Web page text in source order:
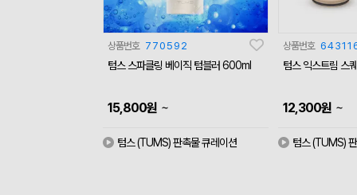
상품번호 770592
텀스 스파클링 베이직 텀블러 600ml
15,800원 ~
텀스 (TUMS) 판촉물 큐레이션
상품번호
텀스 익스트림 스
12,300원 ~
텀스 (TUMS)